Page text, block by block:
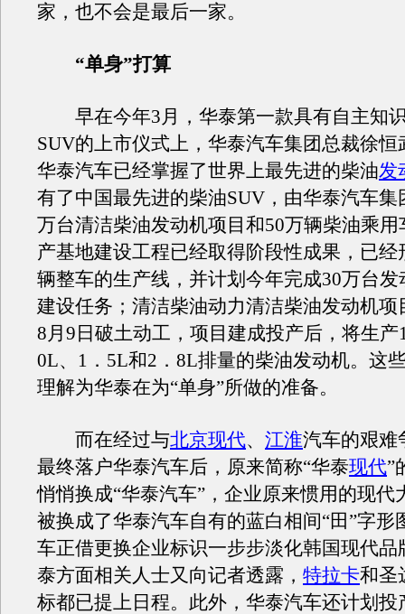
家，也不会是最后一家。
“单身”打算
早在今年3月，华泰第一款具有自主知
SUV的上市仪式上，华泰汽车集团总裁徐恒
华泰汽车已经掌握了世界上最先进的柴油发
有了中国最先进的柴油SUV，由华泰汽车集
万台清洁柴油发动机项目和50万辆柴油乘
产基地建设工程已经取得阶段性成果，已经
辆整车的生产线，并计划今年完成30万台
建设任务；清洁柴油动力清洁柴油发动机项
8月9日破土动工，项目建成投产后，将生产
0L、1．5L和2．8L排量的柴油发动机。这
理解为华泰在为“单身”所做的准备。
而在经过与北京现代、 江淮汽车的艰难
最终落户华泰汽车后，原来简称“华泰现代”
悄悄换成“华泰汽车”，企业原来惯用的现代
被换成了华泰汽车自有的蓝白相间“田”字形
车正借更换企业标识一步步淡化韩国现代品
泰方面相关人士又向记者透露， 特拉卡和圣
标都已提上日程。此外，华泰汽车还计划投